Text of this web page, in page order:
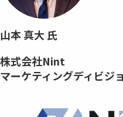
山本 真大 氏
株式会社Nint
マーケティングディビジ